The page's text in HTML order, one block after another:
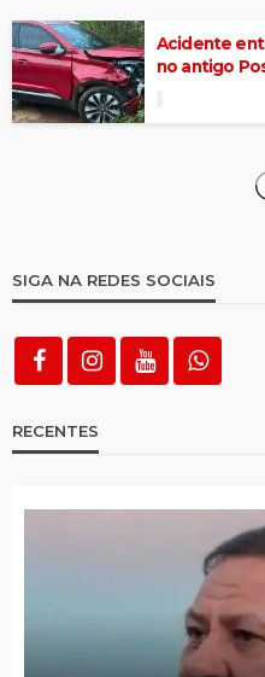
Acidente
no antigo
SIGA NA REDES SOCIAIS
RECENTES